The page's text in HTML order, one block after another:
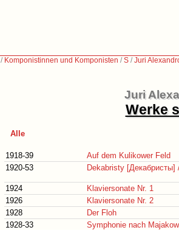
/ Komponistinnen und Komponisten /S /Juri
Juri
Werke
Alle
1918-39
Auf dem Kulikower Feld
1920-53
Dekabristy [Декабристы]
1924
Klaviersonate Nr. 1
1926
Klaviersonate Nr. 2
1928
Der Floh
1928-33
Symphonie nach